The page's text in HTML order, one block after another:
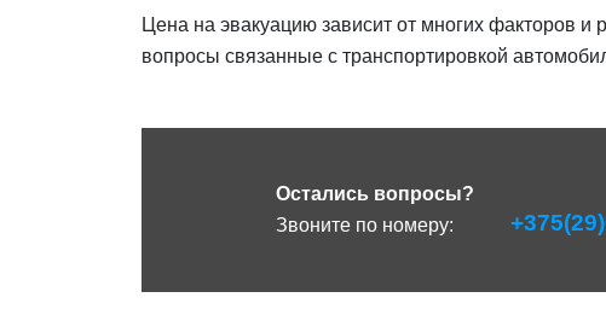
Цена на эвакуацию зависит от многих факторов
вопросы связанные с транспортировкой
Остались вопросы?
Звоните по номеру: